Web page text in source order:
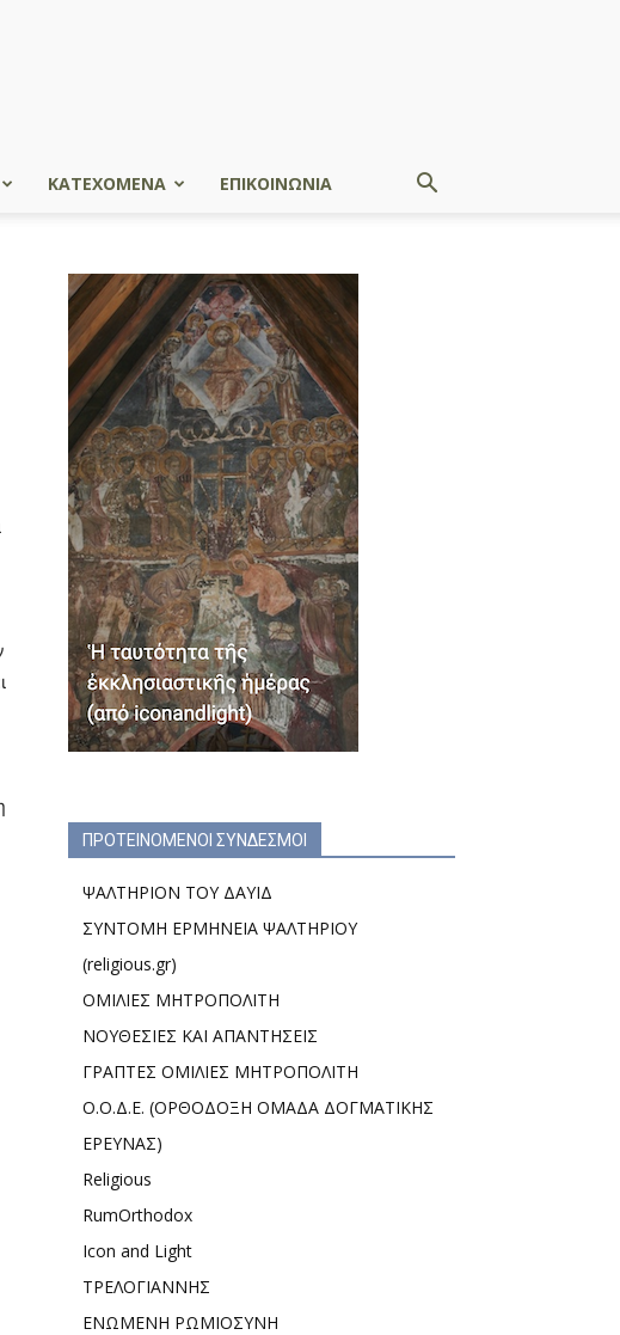
ΚΑΤΕΧΟΜΕΝΑ ΕΠΙΚΟΙΝΩΝΙΑ
ΠΡΟΤΕΙΝΟΜΕΝΟΙ ΣΥΝΔΕΣΜΟΙ
ΨΑΛΤΗΡΙΟΝ ΤΟΥ ΔΑΥΙΔ
ΣΥΝΤΟΜΗ ΕΡΜΗΝΕΙΑ ΨΑΛΤΗΡΙΟΥ
(religious.gr)
ΟΜΙΛΙΕΣ ΜΗΤΡΟΠΟΛΙΤΗ
ΝΟΥΘΕΣΙΕΣ ΚΑΙ ΑΠΑΝΤΗΣΕΙΣ
ΓΡΑΠΤΕΣ ΟΜΙΛΙΕΣ ΜΗΤΡΟΠΟΛΙΤΗ
Ο.Ο.Δ.Ε. (ΟΡΘΟΔΟΞΗ ΟΜΑΔΑ ΔΟΓΜΑΤΙΚΗΣ
ΕΡΕΥΝΑΣ)
Religious
RumOrthodox
Icon and Light
ΤΡΕΛΟΓΙΑΝΝΗΣ
ΕΝΩΜΕΝΗ ΡΩΜΙΟΣΥΝΗ